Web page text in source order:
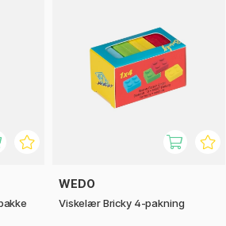
WEDO
Viskelær Bricky 4-pakning